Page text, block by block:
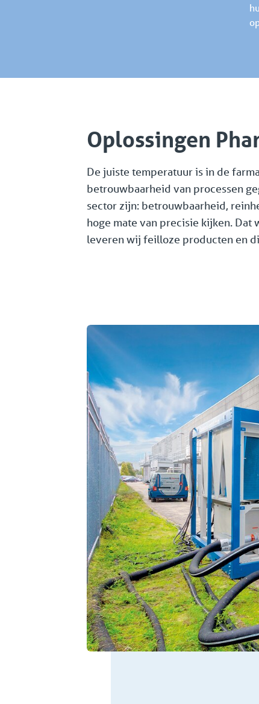
Oplossingen
De juiste temperatuur is in de
betrouwbaarheid van processen
sector zijn: betrouwbaarheid,
hoge mate van precisie kijken. Dat
leveren wij feilloze producten en